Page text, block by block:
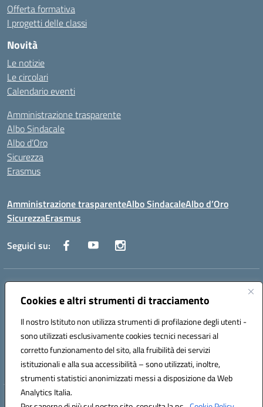
Cookies e altri strumenti di tracciamento
Il nostro Istituto non utilizza strumenti di profilazione degli utenti -
sono utilizzati esclusivamente cookies tecnici necessari al
corretto funzionamento del sito, alla fruibilità dei servizi
istituzionali e alla sua accessibilità – sono utilizzati, inoltre,
strumenti statistici anonimizzati messi a disposizione da Web
Analytics Italia.
Offerta formativa
I progetti delle classi
Novità
Le notizie
Le circolari
Calendario eventi
Amministrazione trasparente
Albo Sindacale
Albo d’Oro
Sicurezza
Erasmus
Amministrazione trasparenteAlbo SindacaleAlbo d’Oro
SicurezzaErasmus
Seguici su:
Indirizzo:
Centralino:0885.426034 Email:FGTD02000P@istruzione.it
Codice fiscale: 81002930717
Codice meccanografico:
FGTD02000P
Codice unico di fatturazione (CUF): UFUN7Y
Hosting & Powered by 3D Solution S.r.l.